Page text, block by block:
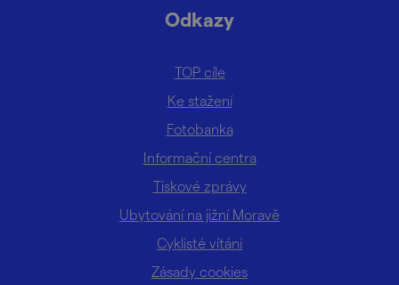
Odkazy
TOP cíle
Ke stažení
Fotobanka
Informační centra
Tiskové zprávy
Ubytování na jižní Moravě
Cyklisté vítáni
Zásady cookies